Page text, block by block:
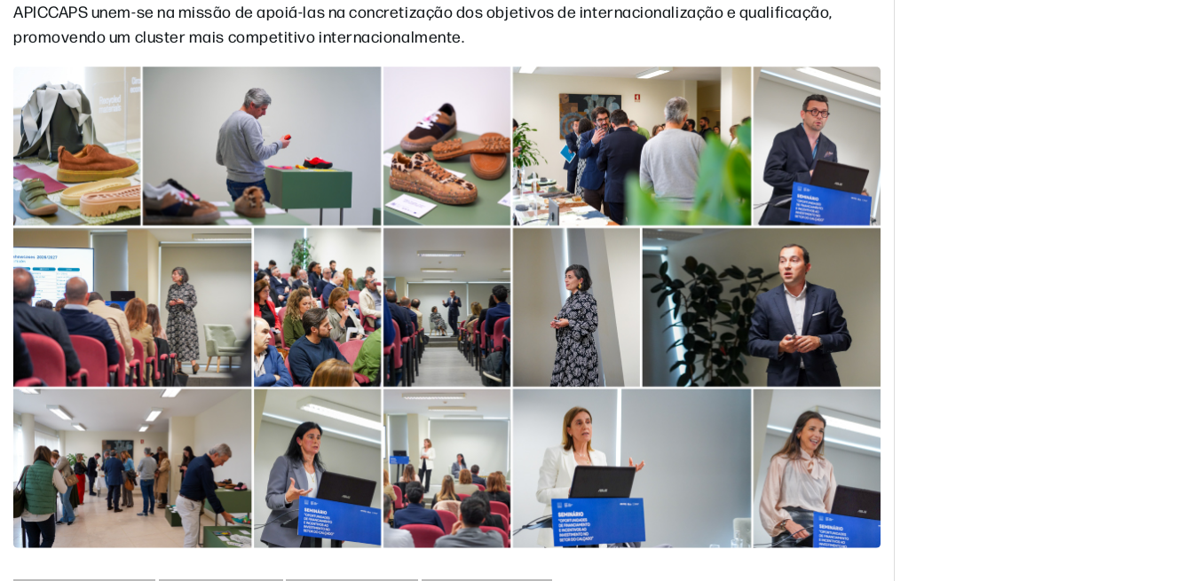
APICCAPS unem-se na missão de apoiá-las na concretização dos objetivos de internacionalização e qualificação,
promovendo um cluster mais competitivo internacionalmente.